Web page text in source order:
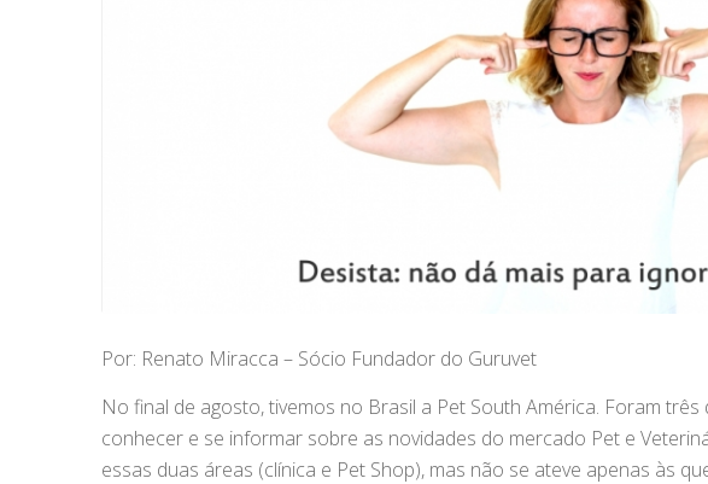
Por: Renato Miracca – Sócio Fundador do Guruvet
No final de agosto, tivemos no Brasil a Pet South América. Foram
conhecer e se informar sobre as novidades do mercado Pet e
essas duas áreas (clínica e Pet Shop), mas não se ateve apenas às